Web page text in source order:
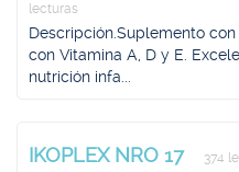
lecturas
Descripción.Suplemento
con Vitamina A, D y E.
nutrición infa...
IKOPLEX NRO 17 374